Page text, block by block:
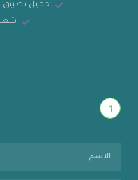
حميل تطبيق
1